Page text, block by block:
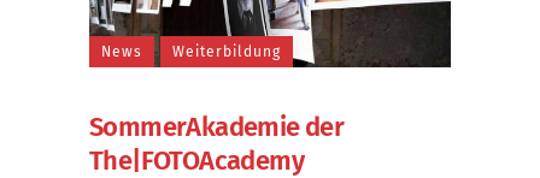
News Weiterbildung
SommerAkademie der
The|FOTOAcademy